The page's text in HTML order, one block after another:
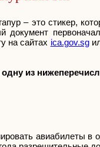
– это стикер,
документ
на сайтах ica.gov.sg
из
авиабилеты в